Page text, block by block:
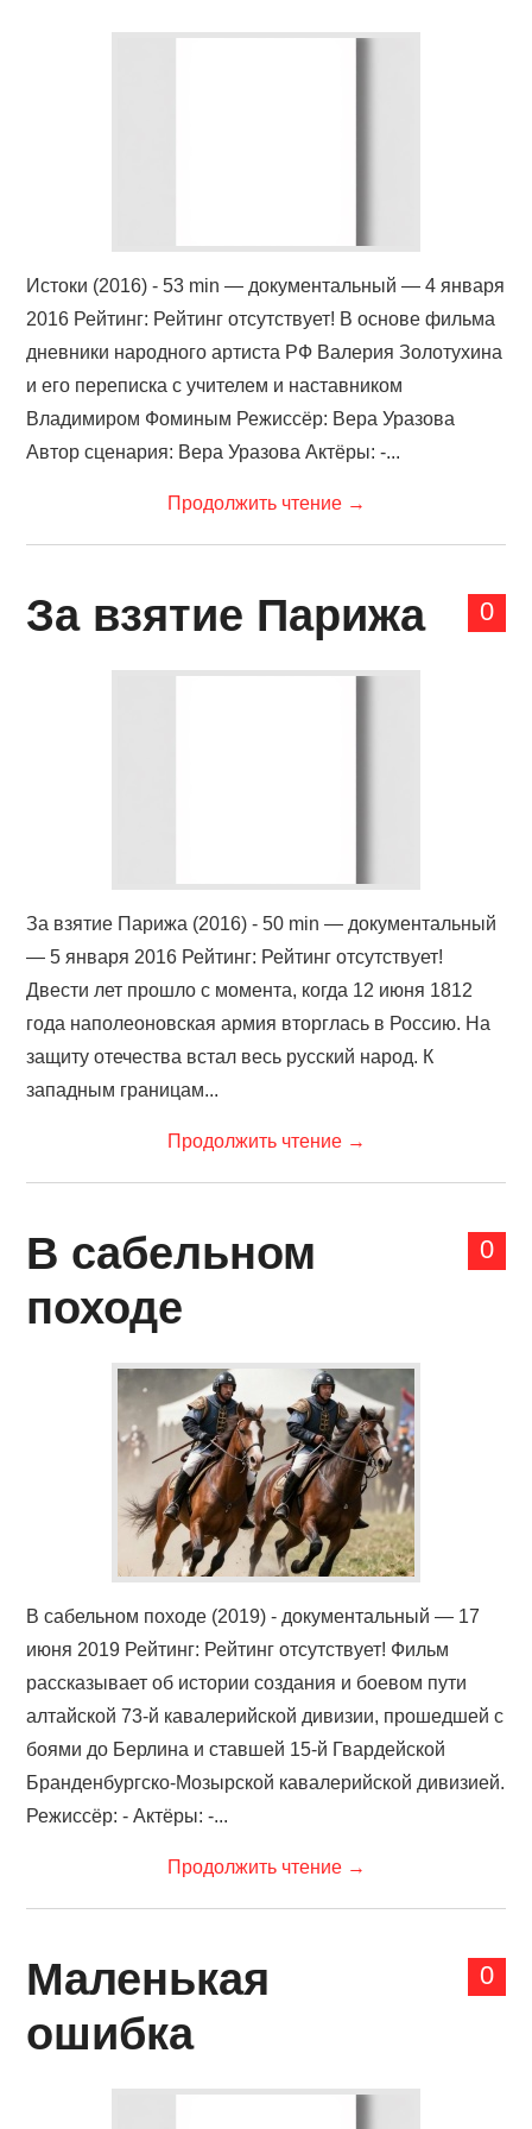
Истоки (2016) - 53 min — документальный — 4 января
2016 Рейтинг: Рейтинг отсутствует! В основе фильма
дневники народного артиста РФ Валерия Золотухина
и его переписка с учителем и наставником
Владимиром Фоминым Режиссёр: Вера Уразова
Автор сценария: Вера Уразова Актёры: -...
Продолжить чтение →
0
За взятие Парижа
За взятие Парижа (2016) - 50 min — документальный
— 5 января 2016 Рейтинг: Рейтинг отсутствует!
Двести лет прошло с момента, когда 12 июня 1812
года наполеоновская армия вторглась в Россию. На
защиту отечества встал весь русский народ. К
западным границам...
Продолжить чтение →
0
В сабельном
походе
В сабельном походе (2019) - документальный — 17
июня 2019 Рейтинг: Рейтинг отсутствует! Фильм
рассказывает об истории создания и боевом пути
алтайской 73-й кавалерийской дивизии, прошедшей с
боями до Берлина и ставшей 15-й Гвардейской
Бранденбургско-Мозырской кавалерийской дивизией.
Режиссёр: - Актёры: -...
Продолжить чтение →
0
Маленькая
ошибка